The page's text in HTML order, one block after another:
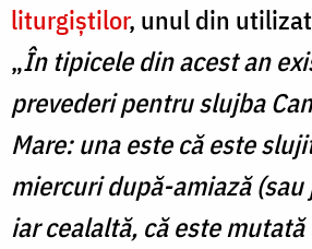
liturgiștilor, unul din
„În tipicele din acest an
prevederi pentru slujba
Mare: una este că este
miercuri după-amiază
iar cealaltă, că este